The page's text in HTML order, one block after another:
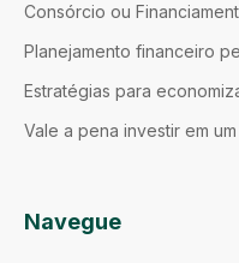
Consórcio ou
Planejamento financeiro
Estratégias para
Vale a pena investir em
Navegue